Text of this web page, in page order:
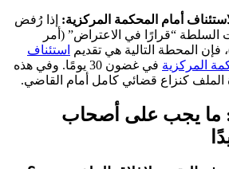
أمام المحكمة المركزية: إذا رُفض
السلطة “قرارًا في الاعتراض” (أمر
استئناف
المركزية
في غضون 30 يومًا. وفي هذه
الملف كنزاع قضائي كامل أمام القاضي.
ما يجب على أصحاب